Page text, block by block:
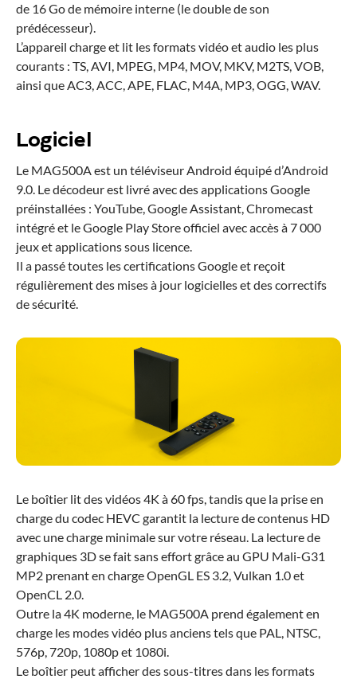
de 16 Go de mémoire interne (le double de son
prédécesseur).
L’appareil charge et lit les formats vidéo et audio les plus
courants : TS, AVI, MPEG, MP4, MOV, MKV, M2TS, VOB,
ainsi que AC3, ACC, APE, FLAC, M4A, MP3, OGG, WAV.
Logiciel
Le MAG500A est un téléviseur Android équipé d’Android
9.0. Le décodeur est livré avec des applications Google
préinstallées : YouTube, Google Assistant, Chromecast
intégré et le Google Play Store officiel avec accès à 7 000
jeux et applications sous licence.
Il a passé toutes les certifications Google et reçoit
régulièrement des mises à jour logicielles et des correctifs
de sécurité.
Le boîtier lit des vidéos 4K à 60 fps, tandis que la prise en
charge du codec HEVC garantit la lecture de contenus HD
avec une charge minimale sur votre réseau. La lecture de
graphiques 3D se fait sans effort grâce au GPU Mali-G31
MP2 prenant en charge OpenGL ES 3.2, Vulkan 1.0 et
OpenCL 2.0.
Outre la 4K moderne, le MAG500A prend également en
charge les modes vidéo plus anciens tels que PAL, NTSC,
576p, 720p, 1080p et 1080i.
Le boîtier peut afficher des sous-titres dans les formats